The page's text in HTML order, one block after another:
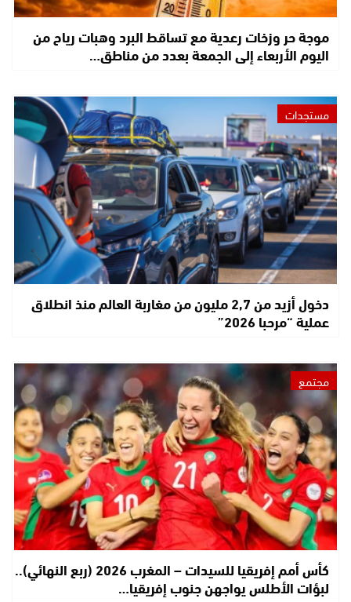
موجة حر وزخات رعدية مع تساقط البرد وهبات رياح من
اليوم الأربعاء إلى الجمعة بعدد من مناطق…
مستجدات
دخول أزيد من 2,7 مليون من مغاربة العالم منذ انطلاق
عملية “مرحبا 2026”
مجتمع
كأس أمم إفريقيا للسيدات – المغرب 2026 (ربع النهائي)..
لبؤات الأطلس يواجهن جنوب إفريقيا…